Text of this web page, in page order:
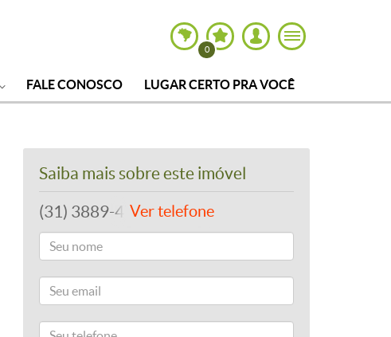
0
FALE CONOSCO LUGAR CERTO PRA VOCÊ
Saiba mais sobre este imóvel
(31) 3889-4765Ver telefone